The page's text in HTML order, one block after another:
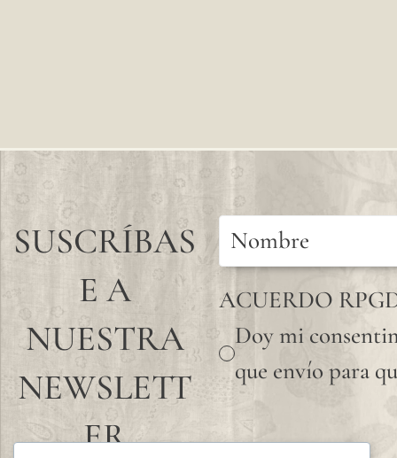
SUSCRÍBAS
E A
NUESTRA
NEWSLETT
ER
ACUERDO
Doy mi
que envío para